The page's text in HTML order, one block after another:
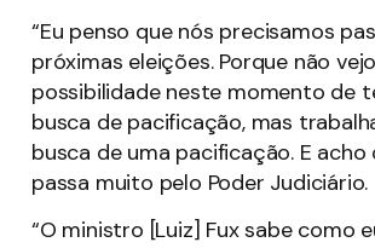
“Eu penso que nós precisamos
próximas eleições. Porque não
possibilidade neste momento de
busca de pacificação, mas
busca de uma pacificação. E acho
passa muito pelo Poder Judiciário.
“O ministro [Luiz] Fux sabe como